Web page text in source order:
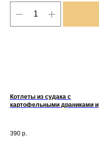
Котлеты из судака с
картофельными драниками и
390 р.